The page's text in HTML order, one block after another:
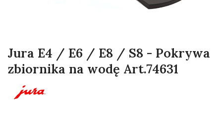
Jura E4 / E6 / E8 / S8 - Pokrywa
zbiornika na wodę Art.74631